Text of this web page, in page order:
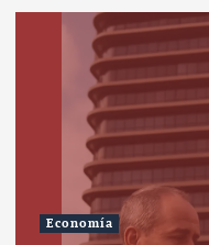
Economía